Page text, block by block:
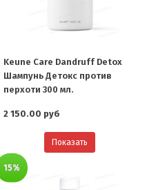
Keune Care Dandruff Detox
Шампунь Детокс против
перхоти 300 мл.
2 150.00 руб
Показать
15%